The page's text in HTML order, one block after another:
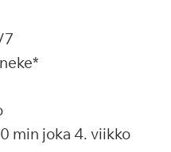
7
min joka 4. viikko